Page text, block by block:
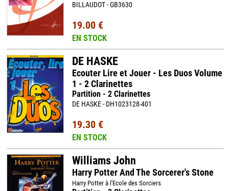
BILLAUDOT - GB3630
19.00 €
EN STOCK
DE HASKE
Ecouter Lire et Jouer - Les Duos Volume
1 - 2 Clarinettes
Partition - 2 Clarinettes
DE HASKE - DH1023128-401
19.30 €
EN STOCK
Williams John
Harry Potter And The Sorcerer's Stone
Harry Potter à l'Ecole des Sorciers